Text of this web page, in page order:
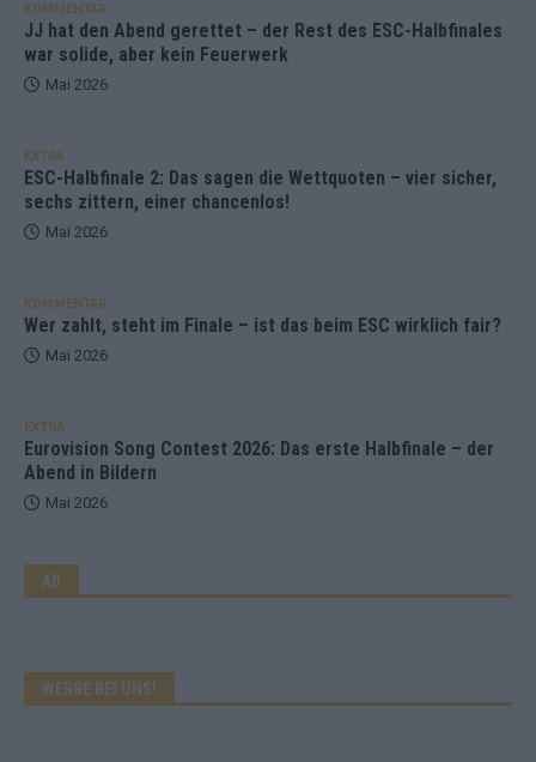
KOMMENTAR
JJ hat den Abend gerettet – der Rest des ESC-Halbfinales
war solide, aber kein Feuerwerk
Mai 2026
EXTRA
ESC-Halbfinale 2: Das sagen die Wettquoten – vier sicher,
sechs zittern, einer chancenlos!
Mai 2026
KOMMENTAR
Wer zahlt, steht im Finale – ist das beim ESC wirklich fair?
Mai 2026
EXTRA
Eurovision Song Contest 2026: Das erste Halbfinale – der
Abend in Bildern
Mai 2026
AD
WERBE BEI UNS!